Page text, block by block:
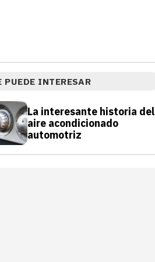
PUEDE INTERESAR
La interesante historia del
aire acondicionado
automotriz